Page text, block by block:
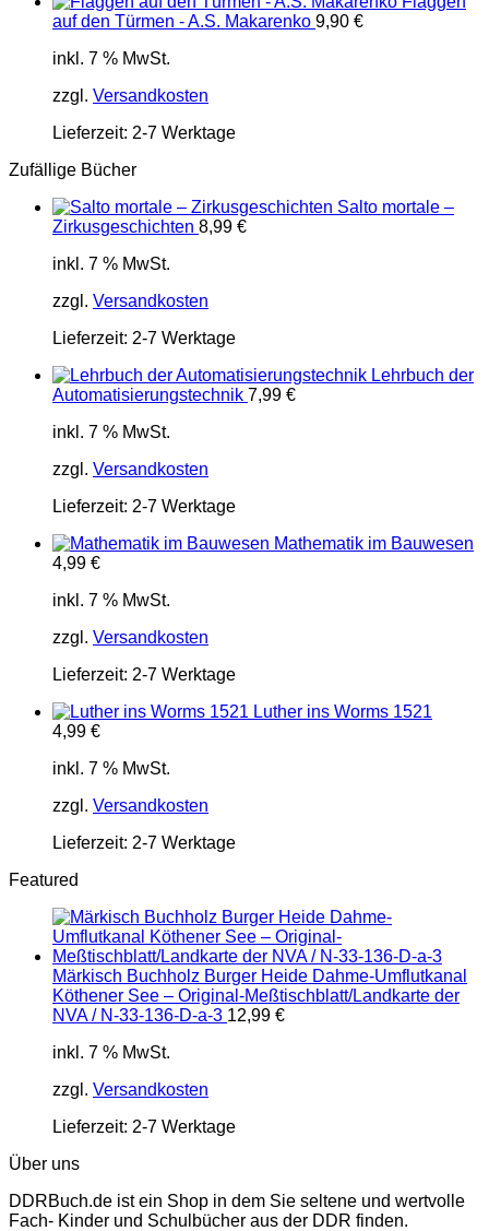
auf den Türmen - A.S. Makarenko 9,90 €
inkl. 7 % MwSt.
zzgl. Versandkosten
Lieferzeit: 2-7 Werktage
Zufällige Bücher
Salto mortale –
Zirkusgeschichten 8,99 €
inkl. 7 % MwSt.
zzgl. Versandkosten
Lieferzeit: 2-7 Werktage
Lehrbuch der
Automatisierungstechnik 7,99 €
inkl. 7 % MwSt.
zzgl. Versandkosten
Lieferzeit: 2-7 Werktage
Mathematik im Bauwesen
4,99 €
inkl. 7 % MwSt.
zzgl. Versandkosten
Lieferzeit: 2-7 Werktage
Luther ins Worms 1521
4,99 €
inkl. 7 % MwSt.
zzgl. Versandkosten
Lieferzeit: 2-7 Werktage
Featured
Märkisch Buchholz Burger Heide Dahme-Umflutkanal
Köthener See – Original-Meßtischblatt/Landkarte der
NVA / N-33-136-D-a-3 12,99 €
inkl. 7 % MwSt.
zzgl. Versandkosten
Lieferzeit: 2-7 Werktage
Über uns
DDRBuch.de ist ein Shop in dem Sie seltene und wertvolle
Fach- Kinder und Schulbücher aus der DDR finden.